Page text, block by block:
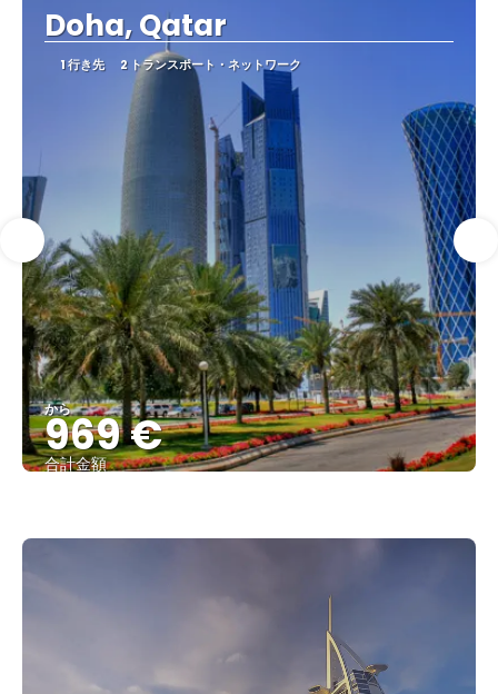
Doha, Qatar
1 行き先 2 トランスポート・ネットワーク
から
969 €
合計金額